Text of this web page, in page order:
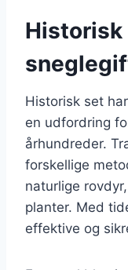
Historisk set
en udfordring
århundreder.
forskellige
naturlige
planter. Med
effektive og